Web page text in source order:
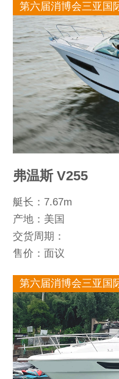
第六届消博会三亚国
弗温斯 V255
艇长：7.67m
产地：美国
交货周期：
售价：面议
第六届消博会三亚国